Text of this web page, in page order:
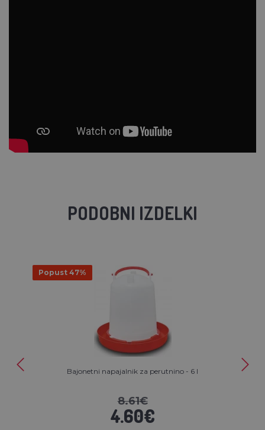
PODOBNI IZDELKI
Popust 47%
Bajonetni napajalnik za perutnino - 6 l
8.61€
4.60€